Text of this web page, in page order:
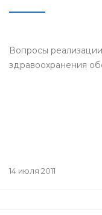
Вопросы
здравоохранения
14 июля 2011